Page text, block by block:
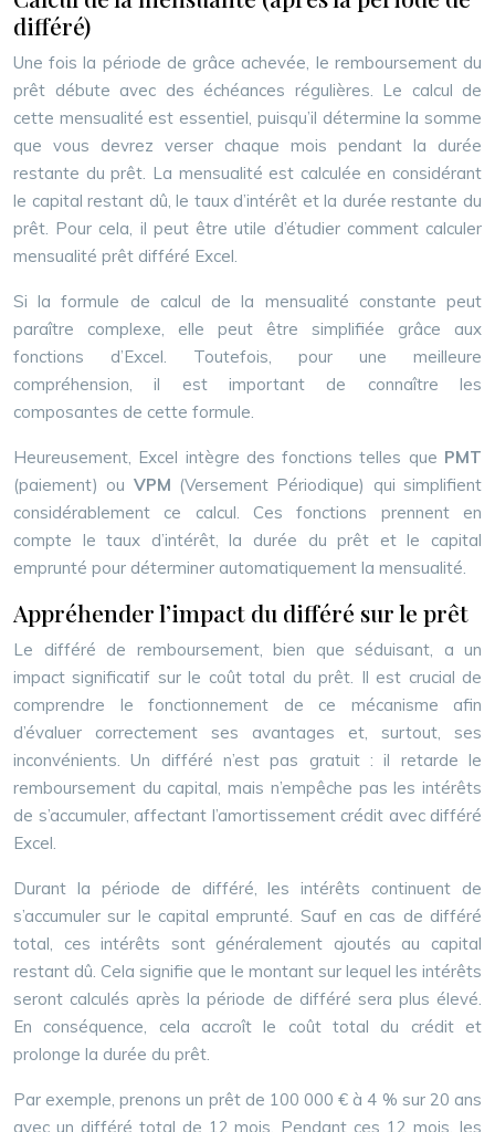
différé)
Une fois la période de grâce achevée, le remboursement du
prêt débute avec des échéances régulières. Le calcul de
cette mensualité est essentiel, puisqu’il détermine la somme
que vous devrez verser chaque mois pendant la durée
restante du prêt. La mensualité est calculée en considérant
le capital restant dû, le taux d’intérêt et la durée restante du
prêt. Pour cela, il peut être utile d’étudier comment calculer
mensualité prêt différé Excel.
Si la formule de calcul de la mensualité constante peut
paraître complexe, elle peut être simplifiée grâce aux
fonctions d’Excel. Toutefois, pour une meilleure
compréhension, il est important de connaître les
composantes de cette formule.
Heureusement, Excel intègre des fonctions telles que PMT
(paiement) ou VPM (Versement Périodique) qui simplifient
considérablement ce calcul. Ces fonctions prennent en
compte le taux d’intérêt, la durée du prêt et le capital
emprunté pour déterminer automatiquement la mensualité.
Appréhender l’impact du différé sur le prêt
Le différé de remboursement, bien que séduisant, a un
impact significatif sur le coût total du prêt. Il est crucial de
comprendre le fonctionnement de ce mécanisme afin
d’évaluer correctement ses avantages et, surtout, ses
inconvénients. Un différé n’est pas gratuit : il retarde le
remboursement du capital, mais n’empêche pas les intérêts
de s’accumuler, affectant l’amortissement crédit avec différé
Excel.
Durant la période de différé, les intérêts continuent de
s’accumuler sur le capital emprunté. Sauf en cas de différé
total, ces intérêts sont généralement ajoutés au capital
restant dû. Cela signifie que le montant sur lequel les intérêts
seront calculés après la période de différé sera plus élevé.
En conséquence, cela accroît le coût total du crédit et
prolonge la durée du prêt.
Par exemple, prenons un prêt de 100 000 € à 4 % sur 20 ans
avec un différé total de 12 mois. Pendant ces 12 mois, les